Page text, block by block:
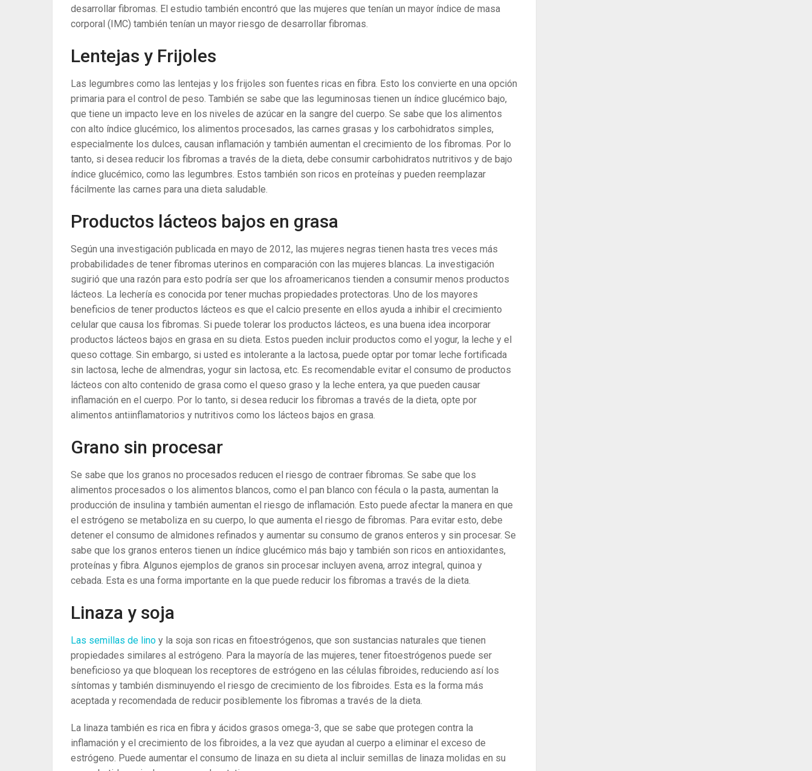
desarrollar fibromas. El estudio también encontró que las mujeres que tenían un mayor índice de masa
corporal (IMC) también tenían un mayor riesgo de desarrollar fibromas.
Lentejas y Frijoles
Las legumbres como las lentejas y los frijoles son fuentes ricas en fibra. Esto los convierte en una opción
primaria para el control de peso. También se sabe que las leguminosas tienen un índice glucémico bajo,
que tiene un impacto leve en los niveles de azúcar en la sangre del cuerpo. Se sabe que los alimentos
con alto índice glucémico, los alimentos procesados, las carnes grasas y los carbohidratos simples,
especialmente los dulces, causan inflamación y también aumentan el crecimiento de los fibromas. Por lo
tanto, si desea reducir los fibromas a través de la dieta, debe consumir carbohidratos nutritivos y de bajo
índice glucémico, como las legumbres. Estos también son ricos en proteínas y pueden reemplazar
fácilmente las carnes para una dieta saludable.
Productos lácteos bajos en grasa
Según una investigación publicada en mayo de 2012, las mujeres negras tienen hasta tres veces más
probabilidades de tener fibromas uterinos en comparación con las mujeres blancas. La investigación
sugirió que una razón para esto podría ser que los afroamericanos tienden a consumir menos productos
lácteos. La lechería es conocida por tener muchas propiedades protectoras. Uno de los mayores
beneficios de tener productos lácteos es que el calcio presente en ellos ayuda a inhibir el crecimiento
celular que causa los fibromas. Si puede tolerar los productos lácteos, es una buena idea incorporar
productos lácteos bajos en grasa en su dieta. Estos pueden incluir productos como el yogur, la leche y el
queso cottage. Sin embargo, si usted es intolerante a la lactosa, puede optar por tomar leche fortificada
sin lactosa, leche de almendras, yogur sin lactosa, etc. Es recomendable evitar el consumo de productos
lácteos con alto contenido de grasa como el queso graso y la leche entera, ya que pueden causar
inflamación en el cuerpo. Por lo tanto, si desea reducir los fibromas a través de la dieta, opte por
alimentos antiinflamatorios y nutritivos como los lácteos bajos en grasa.
Grano sin procesar
Se sabe que los granos no procesados ​​reducen el riesgo de contraer fibromas. Se sabe que los
alimentos procesados ​​o los alimentos blancos, como el pan blanco con fécula o la pasta, aumentan la
producción de insulina y también aumentan el riesgo de inflamación. Esto puede afectar la manera en que
el estrógeno se metaboliza en su cuerpo, lo que aumenta el riesgo de fibromas. Para evitar esto, debe
detener el consumo de almidones refinados y aumentar su consumo de granos enteros y sin procesar. Se
sabe que los granos enteros tienen un índice glucémico más bajo y también son ricos en antioxidantes,
proteínas y fibra. Algunos ejemplos de granos sin procesar incluyen avena, arroz integral, quinoa y
cebada. Esta es una forma importante en la que puede reducir los fibromas a través de la dieta.
Linaza y soja
Las semillas de lino y la soja son ricas en fitoestrógenos, que son sustancias naturales que tienen
propiedades similares al estrógeno. Para la mayoría de las mujeres, tener fitoestrógenos puede ser
beneficioso ya que bloquean los receptores de estrógeno en las células fibroides, reduciendo así los
síntomas y también disminuyendo el riesgo de crecimiento de los fibroides. Esta es la forma más
aceptada y recomendada de reducir posiblemente los fibromas a través de la dieta.
La linaza también es rica en fibra y ácidos grasos omega-3, que se sabe que protegen contra la
inflamación y el crecimiento de los fibroides, a la vez que ayudan al cuerpo a eliminar el exceso de
estrógeno. Puede aumentar el consumo de linaza en su dieta al incluir semillas de linaza molidas en su